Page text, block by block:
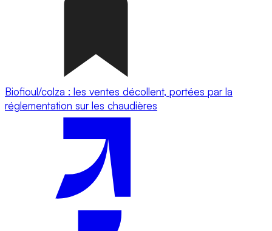
Biofioul/colza : les ventes décollent, portées par la
réglementation sur les chaudières